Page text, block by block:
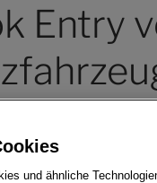
Entry
und ähnliche